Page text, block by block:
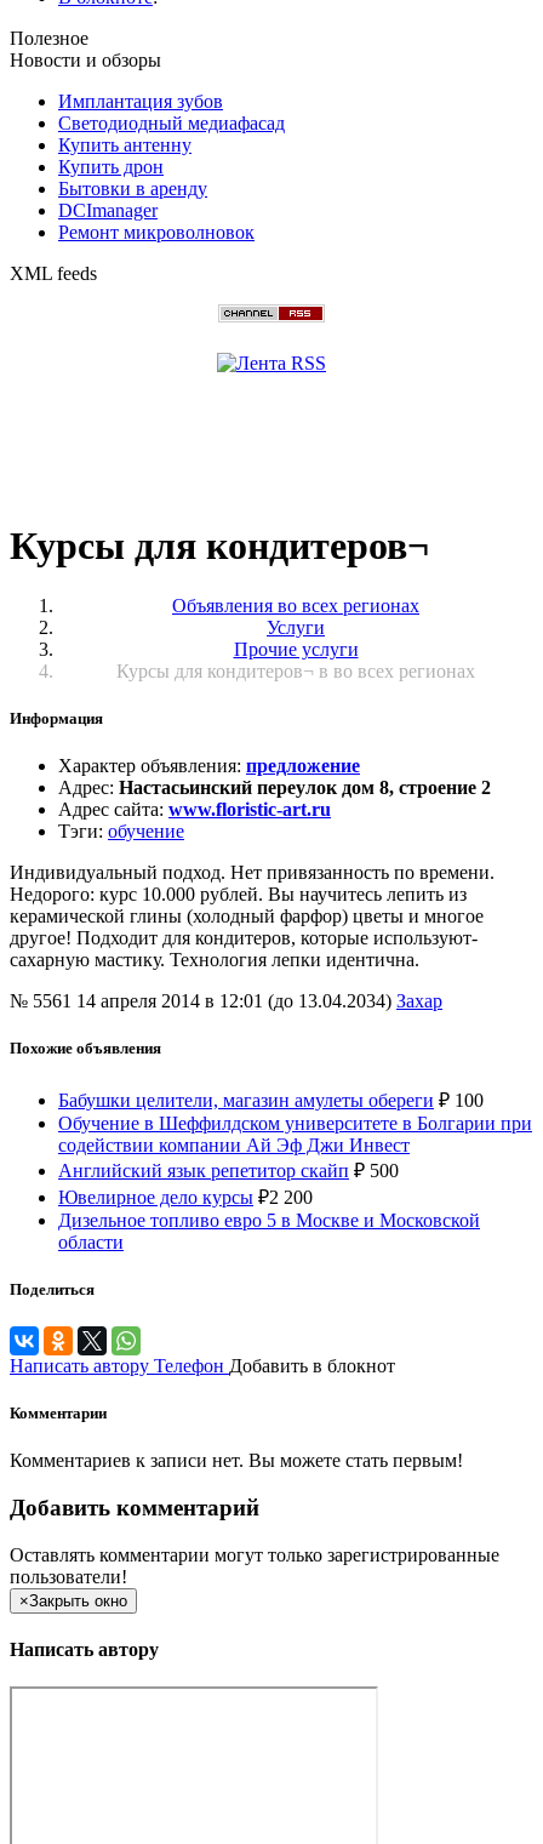
Полезное
Новости и обзоры
Имплантация зубов
Светодиодный медиафасад
Купить антенну
Купить дрон
Бытовки в аренду
DCImanager
Ремонт микроволновок
XML feeds
Курсы для кондитеров¬
Объявления во всех регионах
Услуги
Прочие услуги
Курсы для кондитеров¬ в во всех регионах
Информация
Характер объявления: предложение
Адрес: Настасьинский переулок дом 8, строение 2
Адрес сайта: www.floristic-art.ru
Тэги: обучение
Индивидуал­ьный подход. Нет привязанно­сть по времени.
Недорого: курс 10.000 рублей. Вы научитесь лепить из
керамическ­ой глины (холодный фарфор) цветы и многое
другое! Подходит для кондитеров­, которые используют­
сахарную мастику. Технология­ лепки идентична.
№ 5561 14 апреля 2014 в 12:01 (до 13.04.2034) Захар
Похожие объявления
Бабушки целители, магазин амулеты обереги ₽ 100
Обучение в Шеффилдском университете в Болгарии при
содействии компании Ай Эф Джи Инвест
Английский язык репетитор скайп ₽ 500
Ювелирное дело курсы ₽2 200
Дизельное топливо евро 5 в Москве и Московской
области
Поделиться
Написать автору Телефон Добавить в блокнот
Комментарии
Комментариев к записи нет. Вы можете стать первым!
Добавить комментарий
Оставлять комментарии могут только зарегистрированные
пользователи!
×Закрыть окно
Написать автору